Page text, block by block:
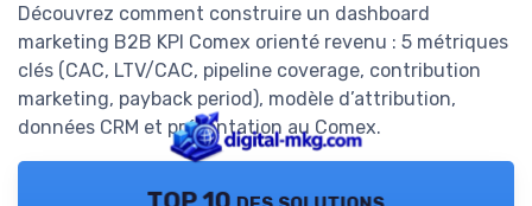
Découvrez comment construire un dashboard
marketing B2B KPI Comex orienté revenu : 5 métriques
clés (CAC, LTV/CAC, pipeline coverage, contribution
marketing, payback period), modèle d’attribution,
données CRM et présentation au Comex.